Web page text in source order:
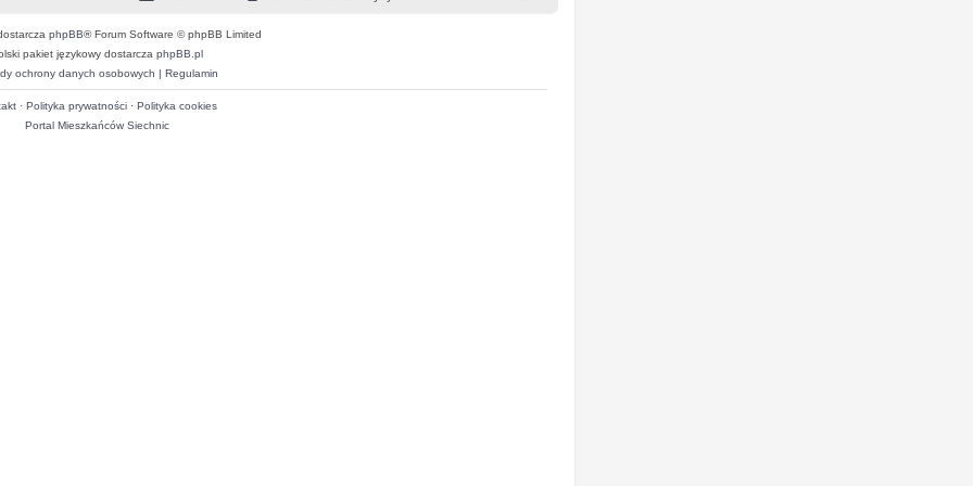
phpBB® Forum Software © phpBB Limited
pakiet językowy dostarcza phpBB.pl
ochrony danych osobowych | Regulamin
· Polityka prywatności· Polityka cookies
Portal Mieszkańców Siechnic